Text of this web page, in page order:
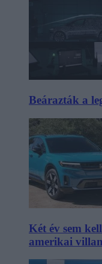
Beárazták a
Két év sem
amerikai